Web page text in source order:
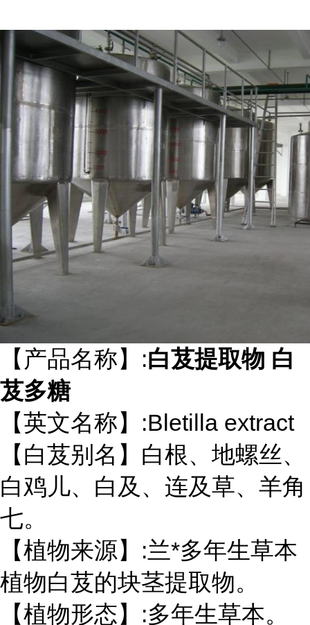
【产品名称】:白芨提取物 白
芨多糖
【英文名称】:Bletilla extract
【白芨别名】白根、地螺丝、
白鸡儿、白及、连及草、羊角
七。
【植物来源】:兰*多年生草本
植物白芨的块茎提取物。
【植物形态】:多年生草本。